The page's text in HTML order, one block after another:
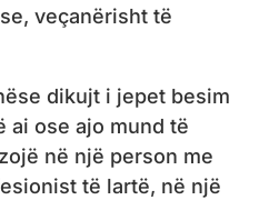
veçanërisht të
dikujt i jepet besim
ai ose ajo mund të
në një person me
të lartë, në një